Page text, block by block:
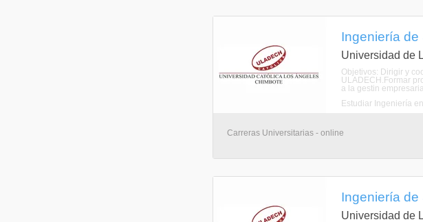
Ingeniería de
Universidad de
Objetivos: Dirigir y
ULADECH.Formar
a la gestin
Estudiar Ingeniería
Carreras Universitarias - online
Ingeniería de
Universidad de